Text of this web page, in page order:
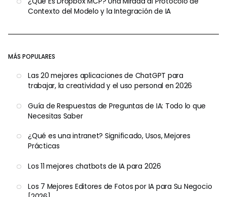
Contexto del Modelo y la Integración de IA
MÁS POPULARES
Las 20 mejores aplicaciones de ChatGPT para
trabajar, la creatividad y el uso personal en 2026
Guía de Respuestas de Preguntas de IA: Todo lo que
Necesitas Saber
¿Qué es una intranet? Significado, Usos, Mejores
Prácticas
Los 11 mejores chatbots de IA para 2026
Los 7 Mejores Editores de Fotos por IA para Su Negocio